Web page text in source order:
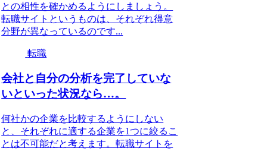
との相性を確かめるようにしましょう。
転職サイトというものは、それぞれ得意
分野が異なっているのです...
転職
会社と自分の分析を完了していな
いといった状況なら…。
何社かの企業を比較するようにしない
と、それぞれに適する企業を1つに絞るこ
とは不可能だと考えます。転職サイトを